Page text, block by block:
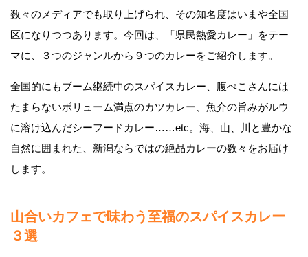
数々のメディアでも取り上げられ、その知名度はいまや全国
区になりつつあります。今回は、「県民熱愛カレー」をテー
マに、３つのジャンルから９つのカレーをご紹介します。
全国的にもブーム継続中のスパイスカレー、腹ぺこさんには
たまらないボリューム満点のカツカレー、魚介の旨みがルウ
に溶け込んだシーフードカレー……etc。海、山、川と豊かな
自然に囲まれた、新潟ならではの絶品カレーの数々をお届け
します。
山合いカフェで味わう至福のスパイスカレー
３選